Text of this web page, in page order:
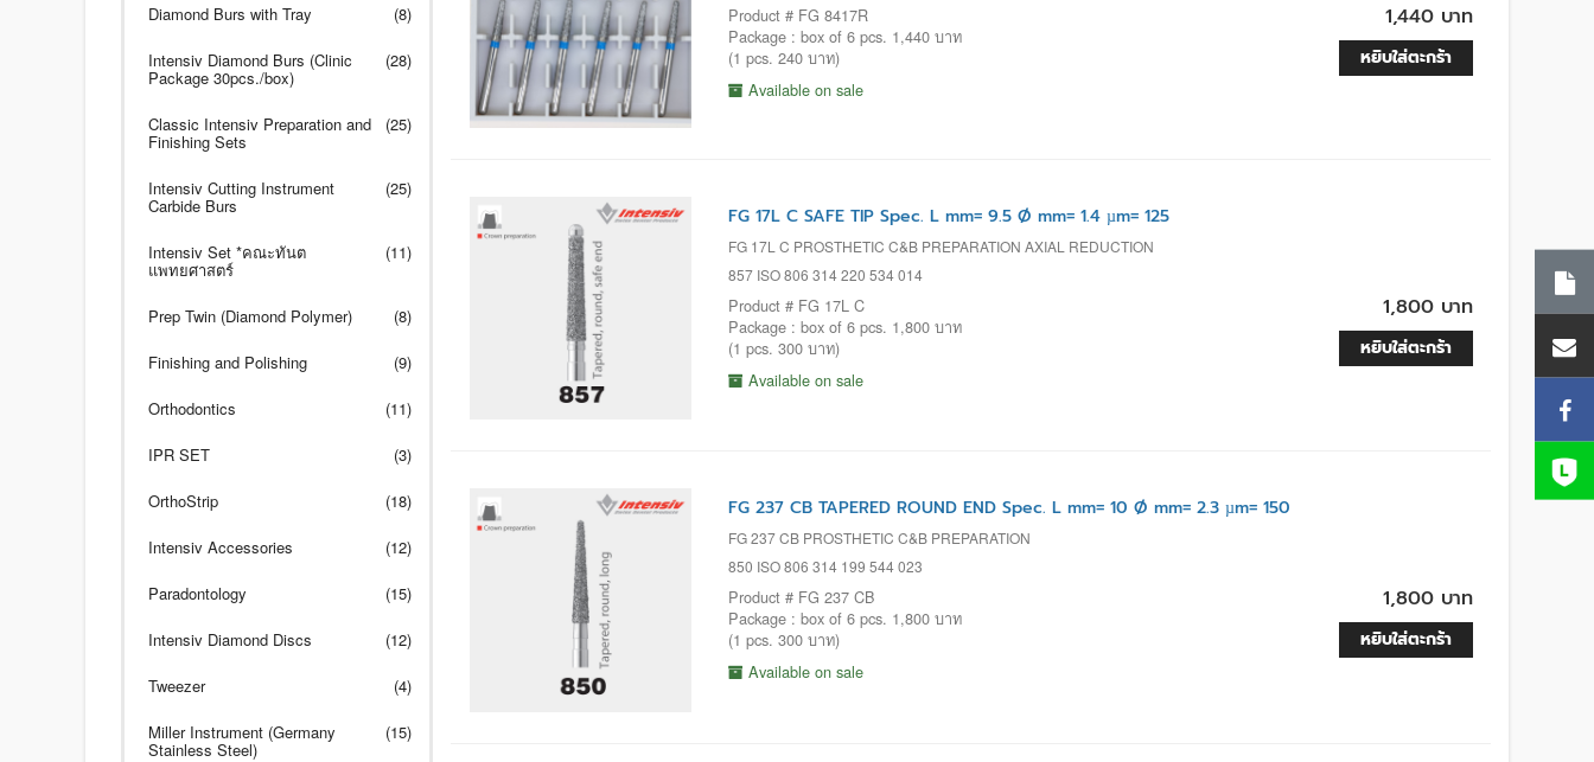
Diamond Burs with Tray (8)
Intensiv Diamond Burs (Clinic
Package 30pcs./box)
(28)
Classic Intensiv Preparation and
Finishing Sets
(25)
Intensiv Cutting Instrument
Carbide Burs
(25)
Intensiv Set *คณะทันต
แพทยศาสตร์
(11)
Prep Twin (Diamond Polymer) (8)
Finishing and Polishing (9)
Orthodontics (11)
IPR SET (3)
OrthoStrip (18)
Intensiv Accessories (12)
Paradontology (15)
Intensiv Diamond Discs (12)
Tweezer (4)
Miller Instrument (Germany
Stainless Steel)
(15)
Product # FG 8417R
Package : box of 6 pcs. 1,440 บาท
(1 pcs. 240 บาท)
Available on sale
1,440 บาท
หยิบใส่ตะกร้า
FG 17L C SAFE TIP Spec. L mm= 9.5 Ø mm= 1.4 µm= 125
FG 17L C PROSTHETIC C&B PREPARATION AXIAL REDUCTION
857 ISO 806 314 220 534 014
Product # FG 17L C
Package : box of 6 pcs. 1,800 บาท
(1 pcs. 300 บาท)
Available on sale
1,800 บาท
หยิบใส่ตะกร้า
FG 237 CB TAPERED ROUND END Spec. L mm= 10 Ø mm= 2.3 µm= 150
FG 237 CB PROSTHETIC C&B PREPARATION
850 ISO 806 314 199 544 023
Product # FG 237 CB
Package : box of 6 pcs. 1,800 บาท
(1 pcs. 300 บาท)
Available on sale
1,800 บาท
หยิบใส่ตะกร้า